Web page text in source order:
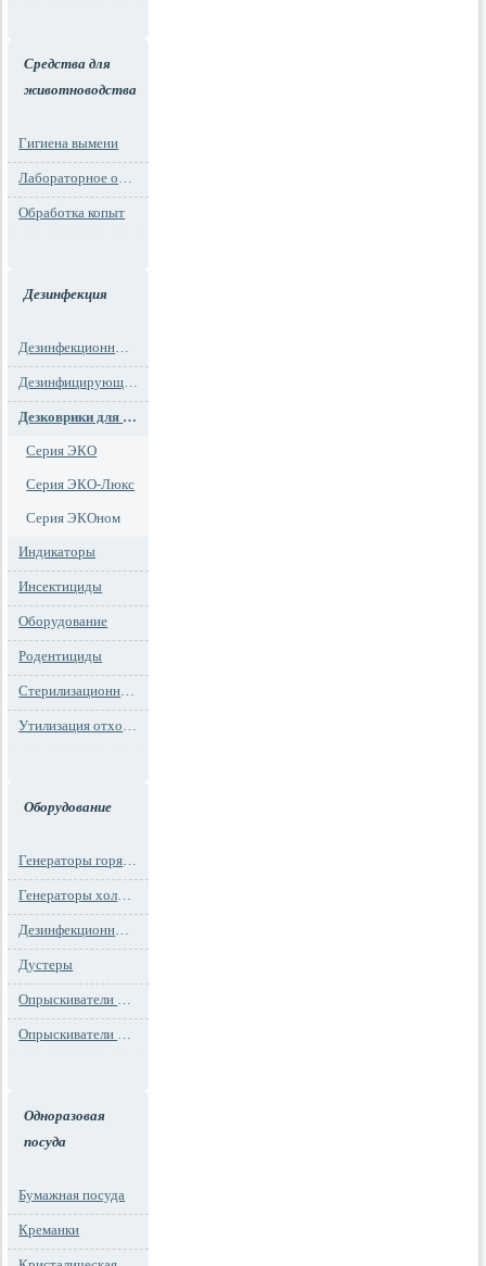
Средства для
животноводства
Гигиена вымени
Лабораторное оборудование
Обработка копыт
Дезинфекция
Дезинфекционные маты
Дезинфицирующие средства
Дезковрики для обуви
Серия ЭКО
Серия ЭКО-Люкс
Серия ЭКОном
Индикаторы
Инсектициды
Оборудование
Родентициды
Стерилизационная упаковка
Утилизация отходов
Оборудование
Генераторы горячего тумана
Генераторы холодного тумана
Дезинфекционные установки
Дустеры
Опрыскиватели моторные
Опрыскиватели ранцевые
Одноразовая
посуда
Бумажная посуда
Креманки